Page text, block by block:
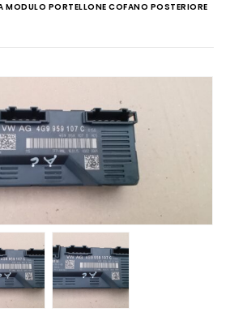
PORTELLONE COFANO POSTERIORE